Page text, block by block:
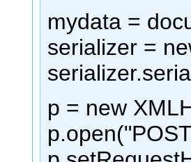
mydata =
serializer =
p = new